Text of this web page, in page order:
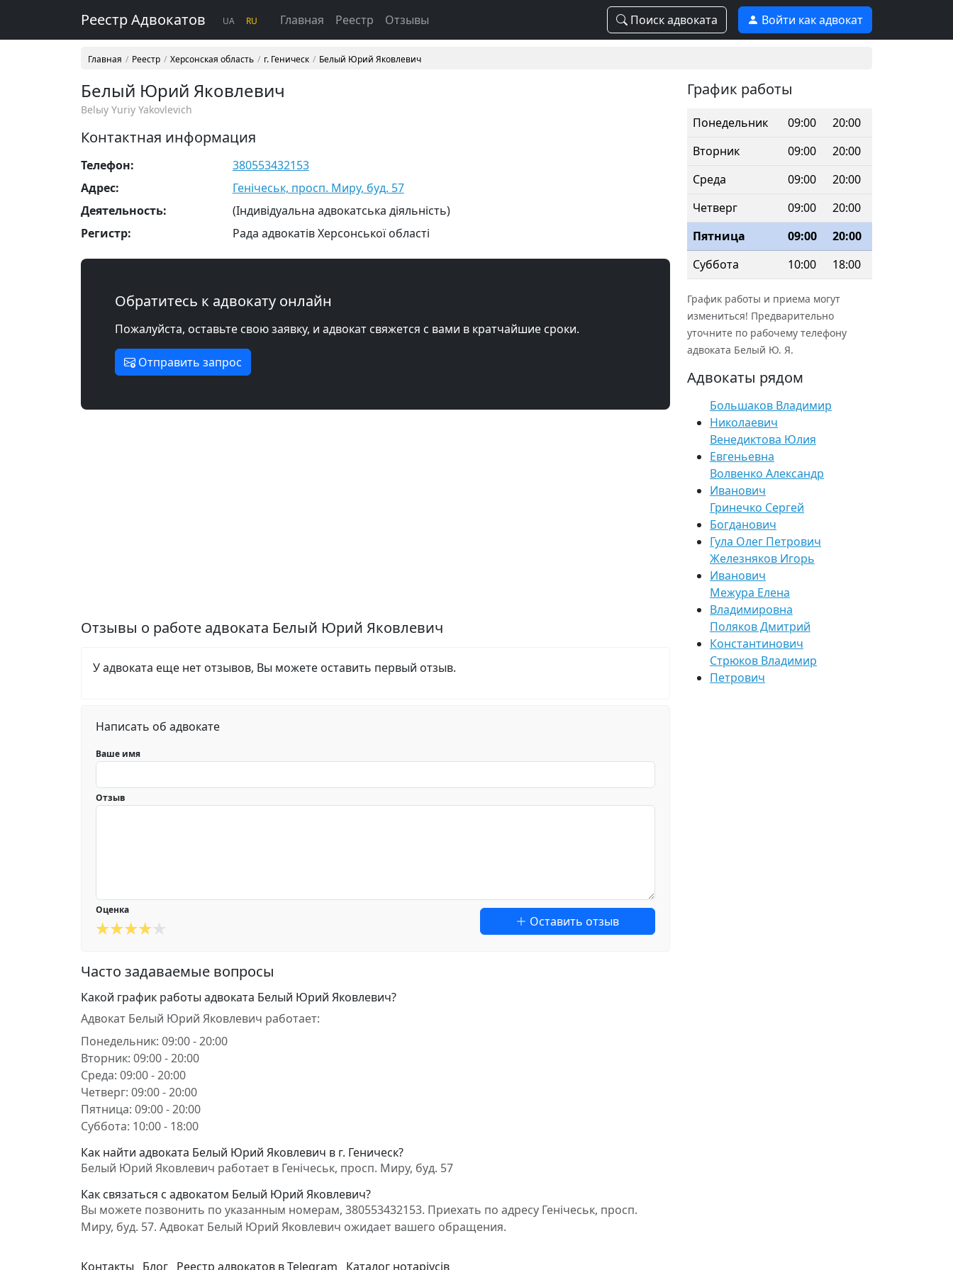
Реестр Адвокатов UA RU Главная Реестр Отзывы Поиск адвоката Войти как адвокат
Главная Реестр Херсонская область г. Геническ Белый Юрий Яковлевич
Белый Юрий Яковлевич
Belыy Yuriy Yakovlevich
Контактная информация
Телефон:
380553432153
Адрес:
Генічеськ, просп. Миру, буд. 57
Деятельность:
(Індивідуальна адвокатська діяльність)
Регистр:
Рада адвокатів Херсонської області
Обратитесь к адвокату онлайн
Пожалуйста, оставьте свою заявку, и адвокат свяжется с вами в кратчайшие сроки.
Отправить запрос
Отзывы о работе адвоката Белый Юрий Яковлевич
У адвоката еще нет отзывов, Вы можете оставить первый отзыв.
Написать об адвокате
Ваше имя
Отзыв
Оценка
Оставить отзыв
Часто задаваемые вопросы
Какой график работы адвоката Белый Юрий Яковлевич?
Адвокат Белый Юрий Яковлевич работает:
Понедельник: 09:00 - 20:00
Вторник: 09:00 - 20:00
Среда: 09:00 - 20:00
Четверг: 09:00 - 20:00
Пятница: 09:00 - 20:00
Суббота: 10:00 - 18:00
Как найти адвоката Белый Юрий Яковлевич в г. Геническ?
Белый Юрий Яковлевич работает в Генічеськ, просп. Миру, буд. 57
Как связаться с адвокатом Белый Юрий Яковлевич?
Вы можете позвонить по указанным номерам, 380553432153. Приехать по адресу Генічеськ, просп.
Миру, буд. 57. Адвокат Белый Юрий Яковлевич ожидает вашего обращения.
График работы
Понедельник 09:00
20:00
Вторник
09:00
20:00
Среда
09:00
20:00
Четверг
09:00
20:00
Пятница
09:00
20:00
Суббота
10:00 18:00
График работы и приема могут
измениться! Предварительно
уточните по рабочему телефону
адвоката Белый Ю. Я.
Адвокаты рядом
Большаков Владимир
Николаевич
Венедиктова Юлия
Евгеньевна
Волвенко Александр
Иванович
Гринечко Сергей
Богданович
Гула Олег Петрович
Железняков Игорь
Иванович
Межура Елена
Владимировна
Поляков Дмитрий
Константинович
Стрюков Владимир
Петрович
Контакты Блог Реестр адвокатов в Telegram Каталог нотаріусів